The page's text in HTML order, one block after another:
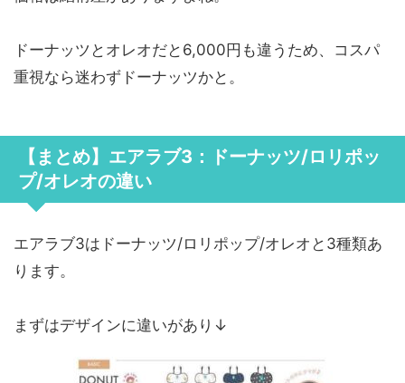
ドーナッツとオレオだと6,000円も違うため、コスパ
重視なら迷わずドーナッツかと。
【まとめ】エアラブ3：ドーナッツ/ロリポッ
プ/オレオの違い
エアラブ3はドーナッツ/ロリポップ/オレオと3種類あ
ります。
まずはデザインに違いがあり↓